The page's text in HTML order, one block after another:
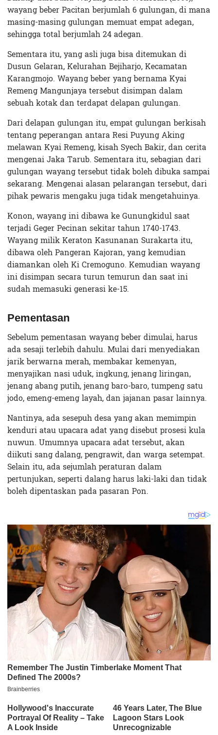
wayang beber Pacitan berjumlah 6 gulungan, di mana
masing-masing gulungan memuat empat adegan,
sehingga total berjumlah 24 adegan.
Sementara itu, yang asli juga bisa ditemukan di
Dusun Gelaran, Kelurahan Bejiharjo, Kecamatan
Karangmojo. Wayang beber yang bernama Kyai
Remeng Mangunjaya tersebut disimpan dalam
sebuah kotak dan terdapat delapan gulungan.
Dari delapan gulungan itu, empat gulungan berkisah
tentang peperangan antara Resi Puyung Aking
melawan Kyai Remeng, kisah Syech Bakir, dan cerita
mengenai Jaka Tarub. Sementara itu, sebagian dari
gulungan wayang tersebut tidak boleh dibuka sampai
sekarang. Mengenai alasan pelarangan tersebut, dari
pihak pewaris mengaku juga tidak mengetahuinya.
Konon, wayang ini dibawa ke Gunungkidul saat
terjadi Geger Pecinan sekitar tahun 1740-1743.
Wayang milik Keraton Kasunanan Surakarta itu,
dibawa oleh Pangeran Kajoran, yang kemudian
diamankan oleh Ki Cremoguno. Kemudian wayang
ini disimpan secara turun temurun dan saat ini
sudah memasuki generasi ke-15.
Pementasan
Sebelum pementasan wayang beber dimulai, harus
ada sesaji terlebih dahulu. Mulai dari menyediakan
jarik berwarna merah, membakar kemenyan,
menyajikan nasi uduk, ingkung, jenang liringan,
jenang abang putih, jenang baro-baro, tumpeng satu
jodo, emeng-emeng layah, dan jajanan pasar lainnya.
Nantinya, ada sesepuh desa yang akan memimpin
kenduri atau upacara adat yang disebut prosesi kula
nuwun. Umumnya upacara adat tersebut, akan
diikuti sang dalang, pengrawit, dan warga setempat.
Selain itu, ada sejumlah peraturan dalam
pertunjukan, seperti dalang harus laki-laki dan tidak
boleh dipentaskan pada pasaran Pon.